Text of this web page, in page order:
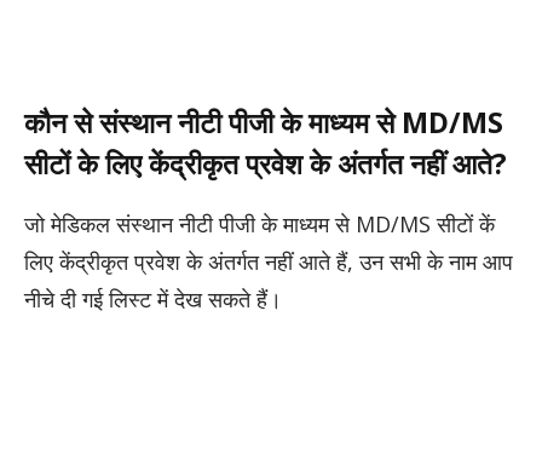
कौन से संस्थान नीटी पीजी के माध्यम से MD/MS
सीटों के लिए केंद्रीकृत प्रवेश के अंतर्गत नहीं आते?
जो मेडिकल संस्थान नीटी पीजी के माध्यम से MD/MS सीटों कें
लिए केंद्रीकृत प्रवेश के अंतर्गत नहीं आते हैं, उन सभी के नाम आप
नीचे दी गई लिस्ट में देख सकते हैं।